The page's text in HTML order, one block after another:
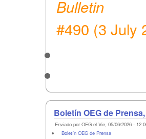
Bulletin
#490 (3 July
Boletín OEG de Prensa,
Enviado por OEG el Vie, 05/06/2026 -
Boletín OEG de Prensa